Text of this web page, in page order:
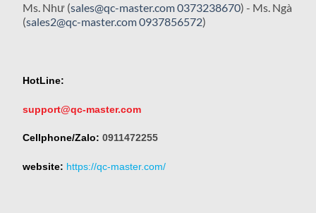
Ms. Như (sales@qc-master.com0373238670) - Ms. Ngà
(sales2@qc-master.com0937856572)
HotLine:
support@qc-master.com
Cellphone/Zalo: 0911472255
website: https://qc-master.com/